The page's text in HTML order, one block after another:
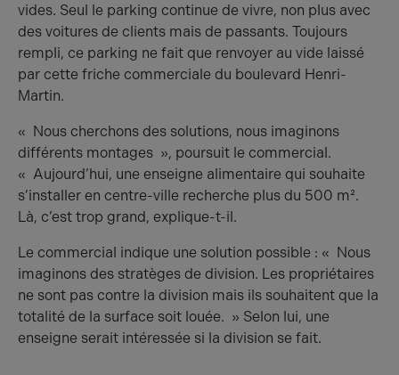
vides. Seul le parking continue de vivre, non plus avec
des voitures de clients mais de passants. Toujours
rempli, ce parking ne fait que renvoyer au vide laissé
par cette friche commerciale du boulevard Henri-
Martin.
« Nous cherchons des solutions, nous imaginons
différents montages », poursuit le commercial.
« Aujourd’hui, une enseigne alimentaire qui souhaite
s’installer en centre-ville recherche plus du 500 m².
Là, c’est trop grand, explique-t-il.
Le commercial indique une solution possible : « Nous
imaginons des stratèges de division. Les propriétaires
ne sont pas contre la division mais ils souhaitent que la
totalité de la surface soit louée. » Selon lui, une
enseigne serait intéressée si la division se fait.